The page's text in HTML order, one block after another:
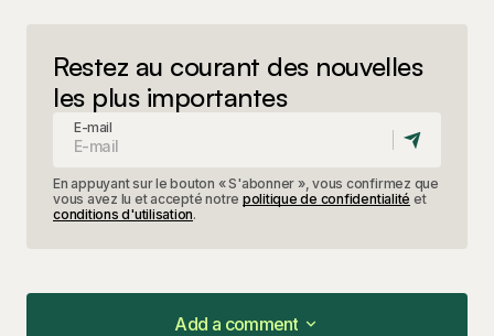
Restez au courant des nouvelles
les plus importantes
E-mail
En appuyant sur le bouton « S'abonner », vous confirmez que
vous avez lu et accepté notre politique de confidentialité et
conditions d'utilisation.
Add a comment